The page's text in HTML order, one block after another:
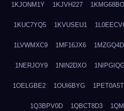
1KJONM1Y 1KJVH227 1KMG68BO
1KUC7YQ5 1KVUSEU1
1LVWMXC9 1MF16JX6
1NERJOY9 1NIN2DXO
1OELGBE2 1OUI6BYG 1PET0A5T
1Q3BPV0D 1QBCT8D3